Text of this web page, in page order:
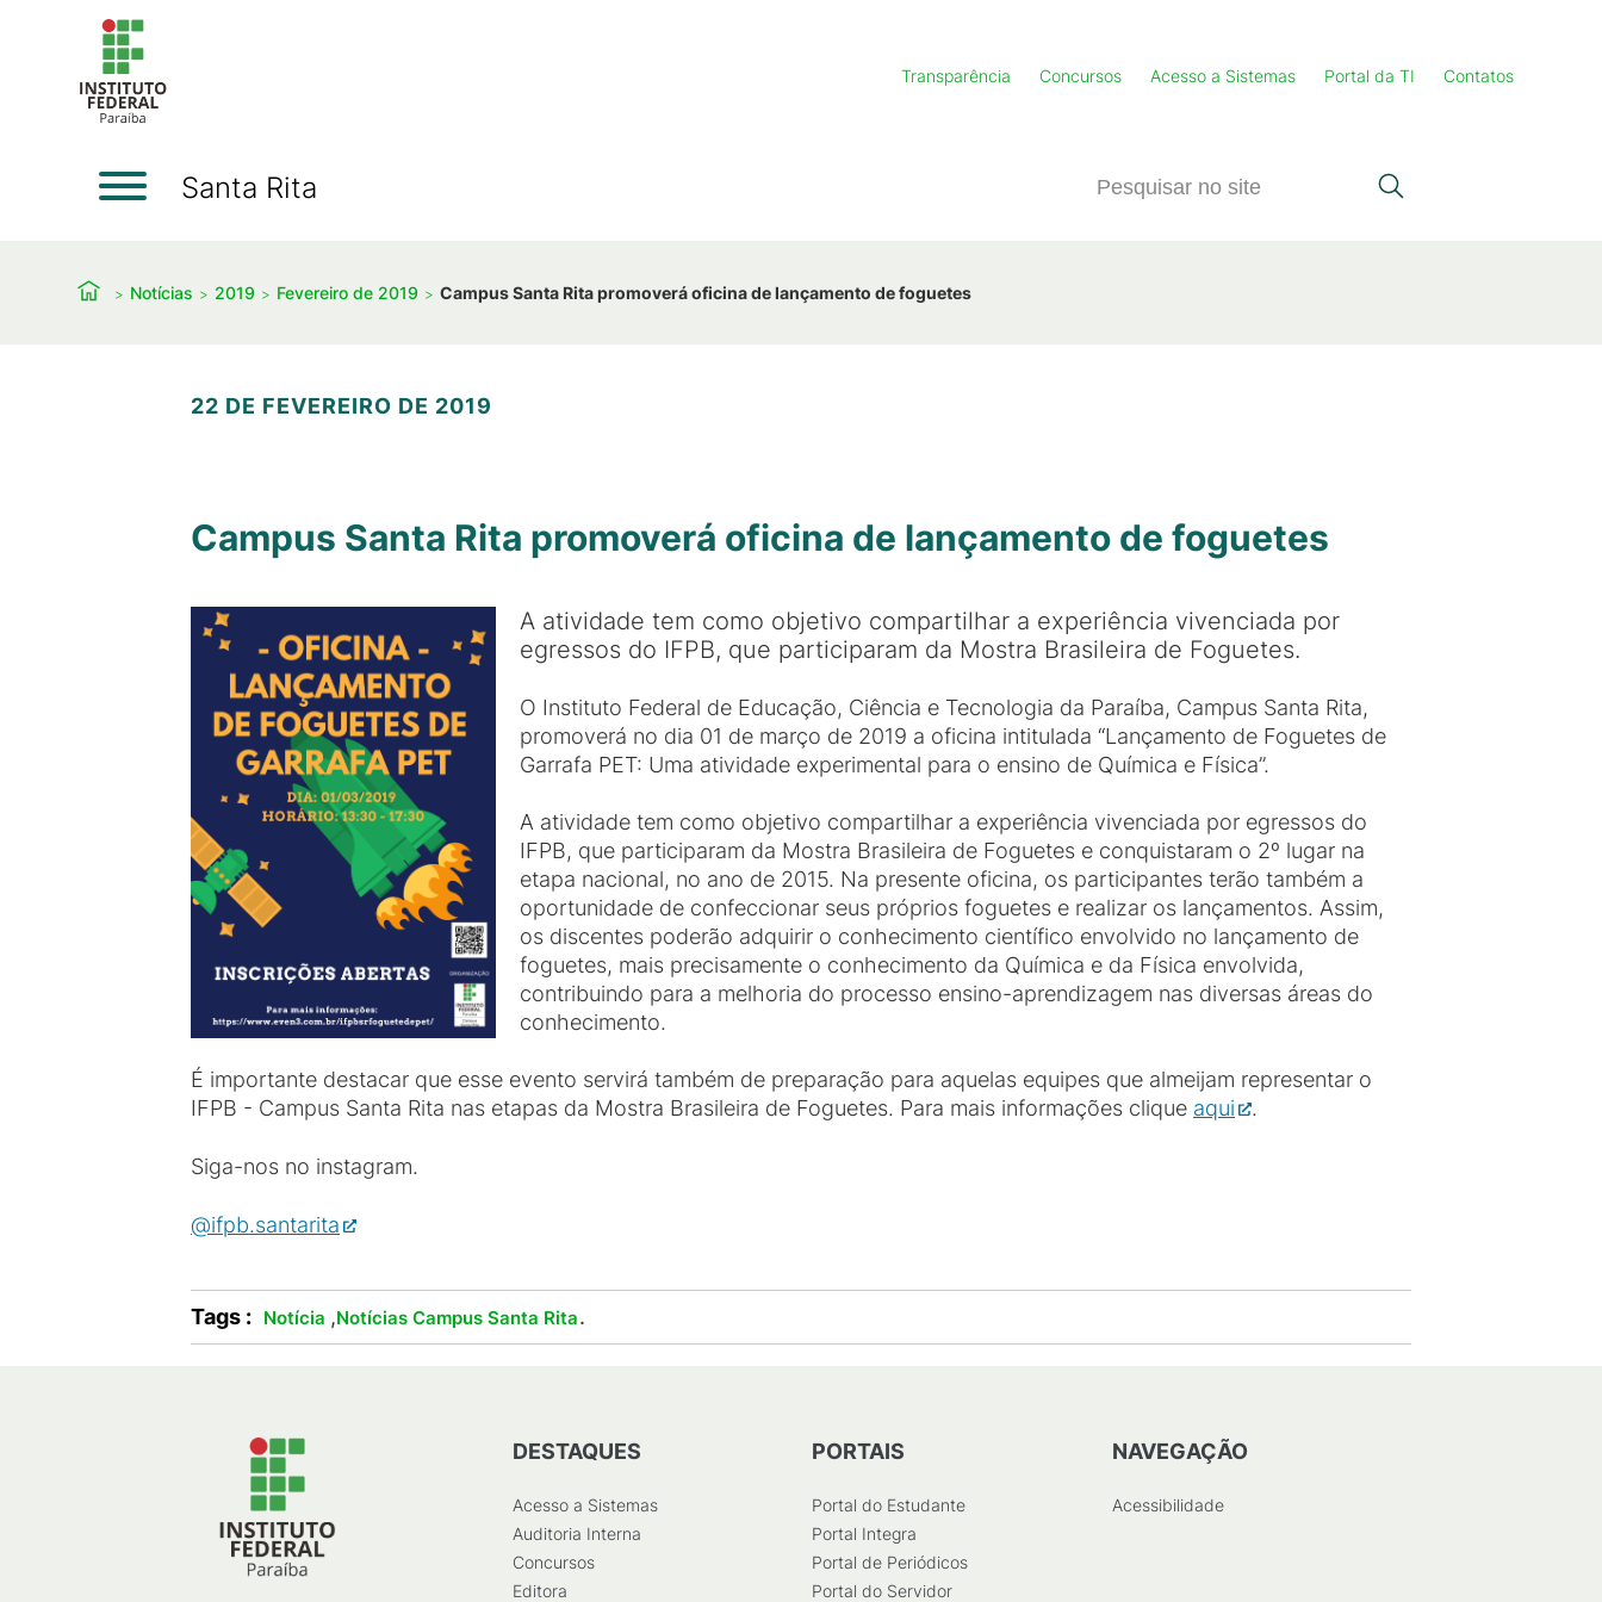
Transparência Concursos Acesso a Sistemas Portal da TI Contatos
Santa Rita
Notícias 2019 Fevereiro de 2019 Campus Santa Rita promoverá oficina de lançamento de foguetes
22 DE FEVEREIRO DE 2019
Campus Santa Rita promoverá oficina de lançamento de foguetes
A atividade tem como objetivo compartilhar a experiência vivenciada por
egressos do IFPB, que participaram da Mostra Brasileira de Foguetes.
O Instituto Federal de Educação, Ciência e Tecnologia da Paraíba, Campus Santa Rita,
promoverá no dia 01 de março de 2019 a oficina intitulada “Lançamento de Foguetes de
Garrafa PET: Uma atividade experimental para o ensino de Química e Física”.
A atividade tem como objetivo compartilhar a experiência vivenciada por egressos do
IFPB, que participaram da Mostra Brasileira de Foguetes e conquistaram o 2º lugar na
etapa nacional, no ano de 2015. Na presente oficina, os participantes terão também a
oportunidade de confeccionar seus próprios foguetes e realizar os lançamentos. Assim,
os discentes poderão adquirir o conhecimento científico envolvido no lançamento de
foguetes, mais precisamente o conhecimento da Química e da Física envolvida,
contribuindo para a melhoria do processo ensino-aprendizagem nas diversas áreas do
conhecimento.
É importante destacar que esse evento servirá também de preparação para aquelas equipes que almeijam representar o
IFPB - Campus Santa Rita nas etapas da Mostra Brasileira de Foguetes. Para mais informações clique aqui .
Siga-nos no instagram.
@ifpb.santarita
Tags : Notícia ,Notícias Campus Santa Rita.
DESTAQUES
Acesso a Sistemas
Auditoria Interna
Concursos
Editora
PORTAIS
Portal do Estudante
Portal Integra
Portal de Periódicos
Portal do Servidor
NAVEGAÇÃO
Acessibilidade